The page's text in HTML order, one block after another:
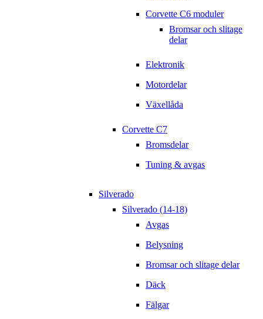
Corvette C6 moduler
Bromsar och slitage
delar
Elektronik
Motordelar
Växellåda
Corvette C7
Bromsdelar
Tuning & avgas
Silverado
Silverado (14-18)
Avgas
Belysning
Bromsar och slitage delar
Däck
Fälgar